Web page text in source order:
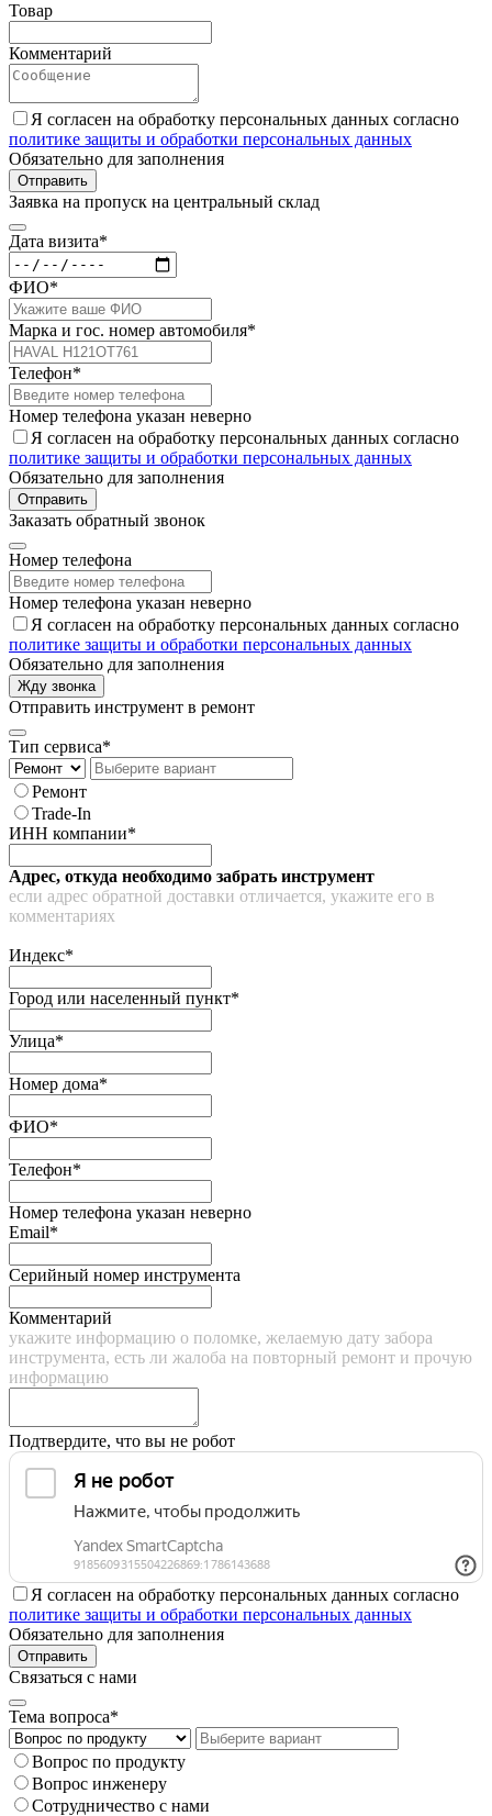
Товар
Комментарий
Я согласен на обработку персональных данных согласно
политике защиты и обработки персональных данных
Обязательно для заполнения
Отправить
Заявка на пропуск на центральный склад
Дата визита*
ФИО*
Марка и гос. номер автомобиля*
Телефон*
Номер телефона указан неверно
Я согласен на обработку персональных данных согласно
политике защиты и обработки персональных данных
Обязательно для заполнения
Отправить
Заказать обратный звонок
Номер телефона
Номер телефона указан неверно
Я согласен на обработку персональных данных согласно
политике защиты и обработки персональных данных
Обязательно для заполнения
Жду звонка
Отправить инструмент в ремонт
Тип сервиса*
Ремонт
Trade-In
ИНН компании*
Адрес, откуда необходимо забрать инструмент
если адрес обратной доставки отличается, укажите его в
комментариях
Индекс*
Город или населенный пункт*
Улица*
Номер дома*
ФИО*
Телефон*
Номер телефона указан неверно
Email*
Серийный номер инструмента
Комментарий
укажите информацию о поломке, желаемую дату забора
инструмента, есть ли жалоба на повторный ремонт и прочую
информацию
Подтвердите, что вы не робот
Я согласен на обработку персональных данных согласно
политике защиты и обработки персональных данных
Обязательно для заполнения
Отправить
Связаться с нами
Тема вопроса*
Вопрос по продукту
Вопрос инженеру
Сотрудничество с нами